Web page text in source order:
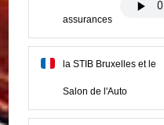
assurances
la STIB Bruxelles et le
Salon de l'Auto